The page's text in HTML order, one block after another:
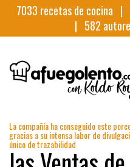
7033 recetas de cocina |
| 582
La compañía ha conseguido este
gracias a su intensa labor de
único de trazabilidad